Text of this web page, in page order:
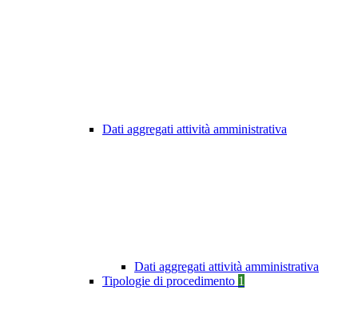
Dati aggregati attività amministrativa
Dati aggregati attività amministrativa
Tipologie di procedimento 1